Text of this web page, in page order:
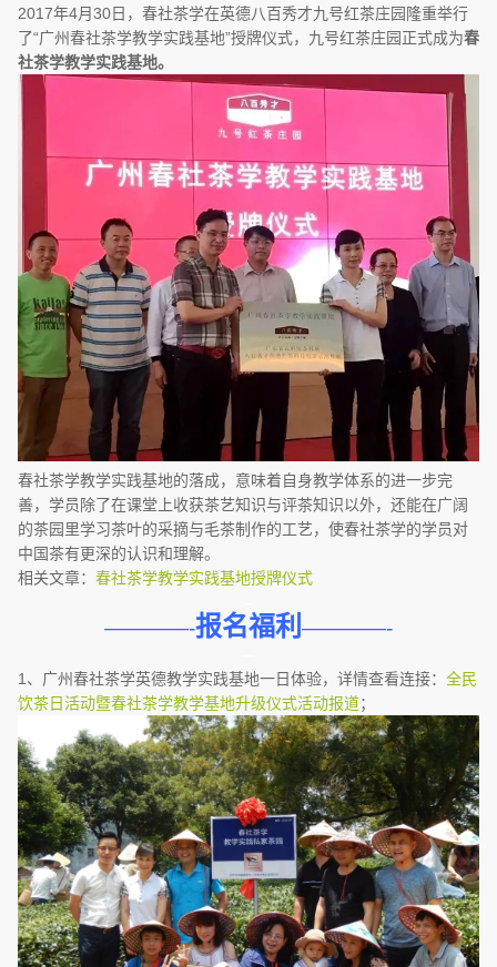
2017年4月30日，春社茶学在英德八百秀才九号红茶庄园隆重举行
了“广州春社茶学教学实践基地”授牌仪式，九号红茶庄园正式成为春
社茶学教学实践基地。
春社茶学教学实践基地的落成，意味着自身教学体系的进一步完
善，学员除了在课堂上收获茶艺知识与评茶知识以外，还能在广阔
的茶园里学习茶叶的采摘与毛茶制作的工艺，使春社茶学的学员对
中国茶有更深的认识和理解。
相关文章： 春社茶学教学实践基地授牌仪式
————-报名福利 ————-
1、广州春社茶学英德教学实践基地一日体验，详情查看连接： 全民
饮茶日活动暨春社茶学教学基地升级仪式活动报道；